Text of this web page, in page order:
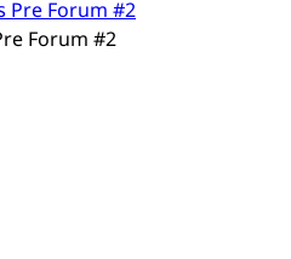
Forum #2